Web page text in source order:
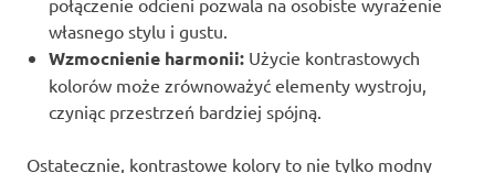
własnego stylu i gustu.
Wzmocnienie harmonii: Użycie kontrastowych
kolorów może zrównoważyć elementy wystroju,
czyniąc przestrzeń bardziej spójną.
Ostatecznie, kontrastowe kolory to nie tylko modny